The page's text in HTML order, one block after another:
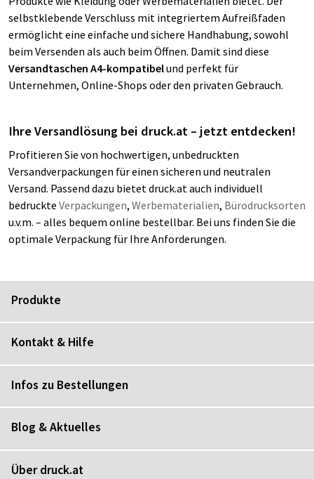
selbstklebende Verschluss mit integriertem Aufreißfaden
ermöglicht eine einfache und sichere Handhabung, sowohl
beim Versenden als auch beim Öffnen. Damit sind diese
Versandtaschen A4-kompatibelund perfekt für
Unternehmen, Online-Shops oder den privaten Gebrauch.
Ihre Versandlösung bei druck.at – jetzt entdecken!
Profitieren Sie von hochwertigen, unbedruckten
Versandverpackungen für einen sicheren und neutralen
Versand. Passend dazu bietet druck.at auch individuell
bedruckte Verpackungen, Werbematerialien, Bürodrucksorten
u.v.m. – alles bequem online bestellbar. Bei uns finden Sie die
optimale Verpackung für Ihre Anforderungen.
Produkte
Kontakt & Hilfe
Infos zu Bestellungen
Blog & Aktuelles
Über druck.at